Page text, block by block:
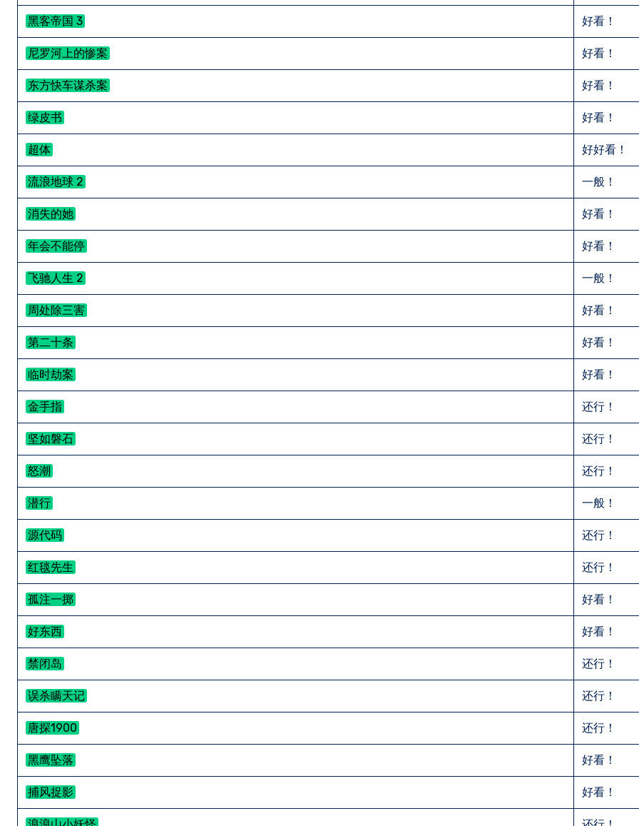
黑客帝国 3 好看！
尼罗河上的惨案 好看！
东方快车谋杀案 好看！
绿皮书 好看！
超体 好好看！
流浪地球 2 一般！
消失的她 好看！
年会不能停 好看！
飞驰人生 2 一般！
周处除三害 好看！
第二十条 好看！
临时劫案 好看！
金手指 还行！
坚如磐石 还行！
怒潮 还行！
潜行 一般！
源代码 还行！
红毯先生 还行！
孤注一掷 好看！
好东西 好看！
禁闭岛 还行！
误杀瞒天记 还行！
唐探1900 还行！
黑鹰坠落 好看！
捕风捉影 好看！